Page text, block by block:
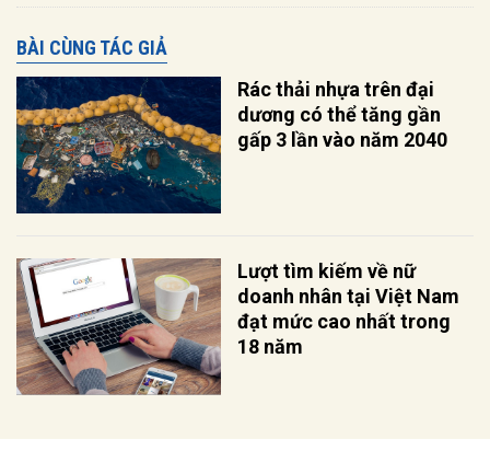
BÀI CÙNG TÁC GIẢ
Rác thải nhựa trên đại
dương có thể tăng gần
gấp 3 lần vào năm 2040
Lượt tìm kiếm về nữ
doanh nhân tại Việt Nam
đạt mức cao nhất trong
18 năm